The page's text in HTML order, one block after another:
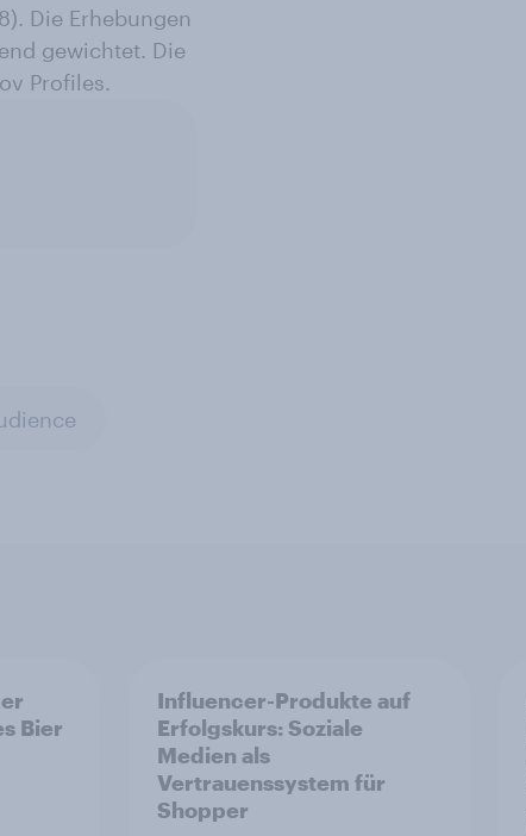
Die Erhebungen
gewichtet. Die
Profiles.
Bier
Influencer-Produkte auf
Erfolgskurs: Soziale
Medien als
Vertrauenssystem für
Shopper